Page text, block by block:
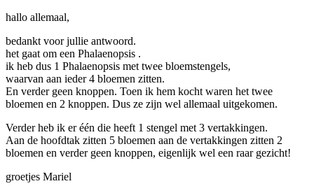
hallo allemaal,
bedankt voor jullie antwoord.
het gaat om een Phalaenopsis .
ik heb dus 1 Phalaenopsis met twee bloemstengels,
waarvan aan ieder 4 bloemen zitten.
En verder geen knoppen. Toen ik hem kocht waren het twee
bloemen en 2 knoppen. Dus ze zijn wel allemaal uitgekomen.
Verder heb ik er één die heeft 1 stengel met 3 vertakkingen.
Aan de hoofdtak zitten 5 bloemen aan de vertakkingen zitten 2
bloemen en verder geen knoppen, eigenlijk wel een raar gezicht!
groetjes Mariel